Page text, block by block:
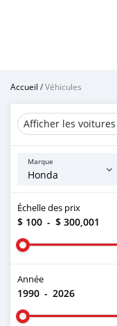
Accueil /Véhicules
Afficher les
Marque
Échelle des prix
$ 100 - $ 300,001
Année
1990 - 2026